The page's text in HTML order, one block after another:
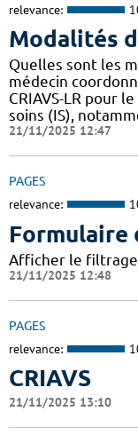
relevance:
Modalités
Quelles sont les
médecin
CRIAVS-LR pour
soins (IS),
21/11/2025 12:47
PAGES
relevance:
Formulaire
Afficher le filtrage
21/11/2025 12:48
PAGES
relevance:
CRIAVS
21/11/2025 13:10